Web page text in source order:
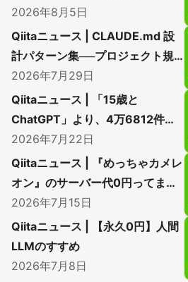
ル」のLLM + RAG環境を構築し
てみた
2026年8月5日
Qiitaニュース | CLAUDE.md 設
計パターン集──プロジェクト規
模別に使い分ける7つのテンプレ
ート
2026年7月29日
Qiitaニュース | 「15歳と
ChatGPT」より、4万6812件が
退会させられたシステムについて
考えたい
2026年7月22日
Qiitaニュース | 『めっちゃカメレ
オン』のサーバー代0円ってま
じ？
2026年7月15日
Qiitaニュース | 【永久0円】人間
LLMのすすめ
2026年7月8日